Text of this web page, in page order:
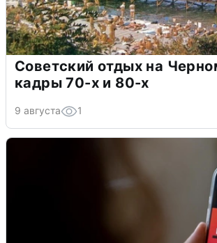
Советский отдых на
кадры 70-х и 80-х
9 августа 1